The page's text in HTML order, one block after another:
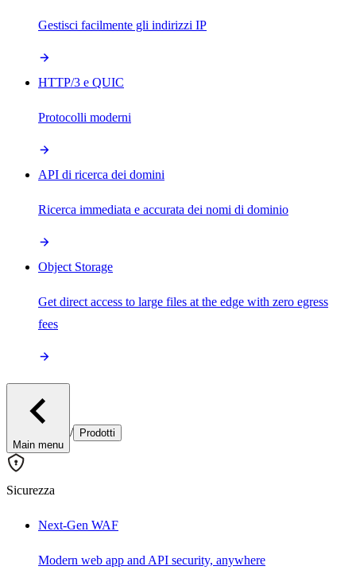
Gestisci facilmente gli indirizzi IP
HTTP/3 e QUIC
Protocolli moderni
API di ricerca dei domini
Ricerca immediata e accurata dei nomi di dominio
Object Storage
Get direct access to large files at the edge with zero egress
fees
Main menu
/ Prodotti
Sicurezza
Next-Gen WAF
Modern web app and API security, anywhere